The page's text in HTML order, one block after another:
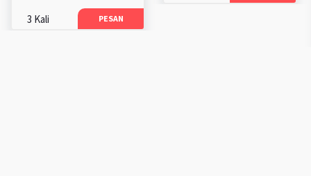
3 Kali PESAN